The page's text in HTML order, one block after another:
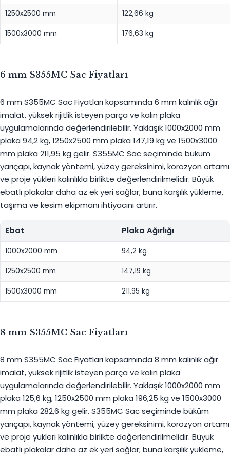
1250x2500 mm 122,66 kg
1500x3000 mm 176,63 kg
6 mm S355MC Sac Fiyatları
6 mm S355MC Sac Fiyatları kapsamında 6 mm kalınlık ağır
imalat, yüksek rijitlik isteyen parça ve kalın plaka
uygulamalarında değerlendirilebilir. Yaklaşık 1000x2000 mm
plaka 94,2 kg, 1250x2500 mm plaka 147,19 kg ve 1500x3000
mm plaka 211,95 kg gelir. S355MC Sac seçiminde büküm
yarıçapı, kaynak yöntemi, yüzey gereksinimi, korozyon ortamı
ve proje yükleri kalınlıkla birlikte değerlendirilmelidir. Büyük
ebatlı plakalar daha az ek yeri sağlar; buna karşılık yükleme,
taşıma ve kesim ekipmanı ihtiyacını artırır.
Ebat Plaka Ağırlığı
1000x2000 mm 94,2 kg
1250x2500 mm 147,19 kg
1500x3000 mm 211,95 kg
8 mm S355MC Sac Fiyatları
8 mm S355MC Sac Fiyatları kapsamında 8 mm kalınlık ağır
imalat, yüksek rijitlik isteyen parça ve kalın plaka
uygulamalarında değerlendirilebilir. Yaklaşık 1000x2000 mm
plaka 125,6 kg, 1250x2500 mm plaka 196,25 kg ve 1500x3000
mm plaka 282,6 kg gelir. S355MC Sac seçiminde büküm
yarıçapı, kaynak yöntemi, yüzey gereksinimi, korozyon ortamı
ve proje yükleri kalınlıkla birlikte değerlendirilmelidir. Büyük
ebatlı plakalar daha az ek yeri sağlar; buna karşılık yükleme,